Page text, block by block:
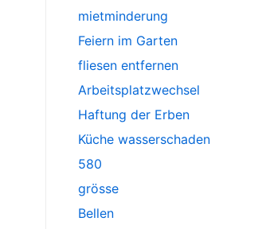
mietminderung
Feiern im Garten
fliesen entfernen
Arbeitsplatzwechsel
Haftung der Erben
Küche wasserschaden
580
grösse
Bellen